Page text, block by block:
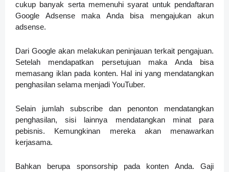
cukup banyak serta memenuhi syarat untuk pendaftaran
Google Adsense maka Anda bisa mengajukan akun
adsense.
Dari Google akan melakukan peninjauan terkait pengajuan.
Setelah mendapatkan persetujuan maka Anda bisa
memasang iklan pada konten. Hal ini yang mendatangkan
penghasilan selama menjadi YouTuber.
Selain jumlah subscribe dan penonton mendatangkan
penghasilan, sisi lainnya mendatangkan minat para
pebisnis. Kemungkinan mereka akan menawarkan
kerjasama.
Bahkan berupa sponsorship pada konten Anda. Gaji